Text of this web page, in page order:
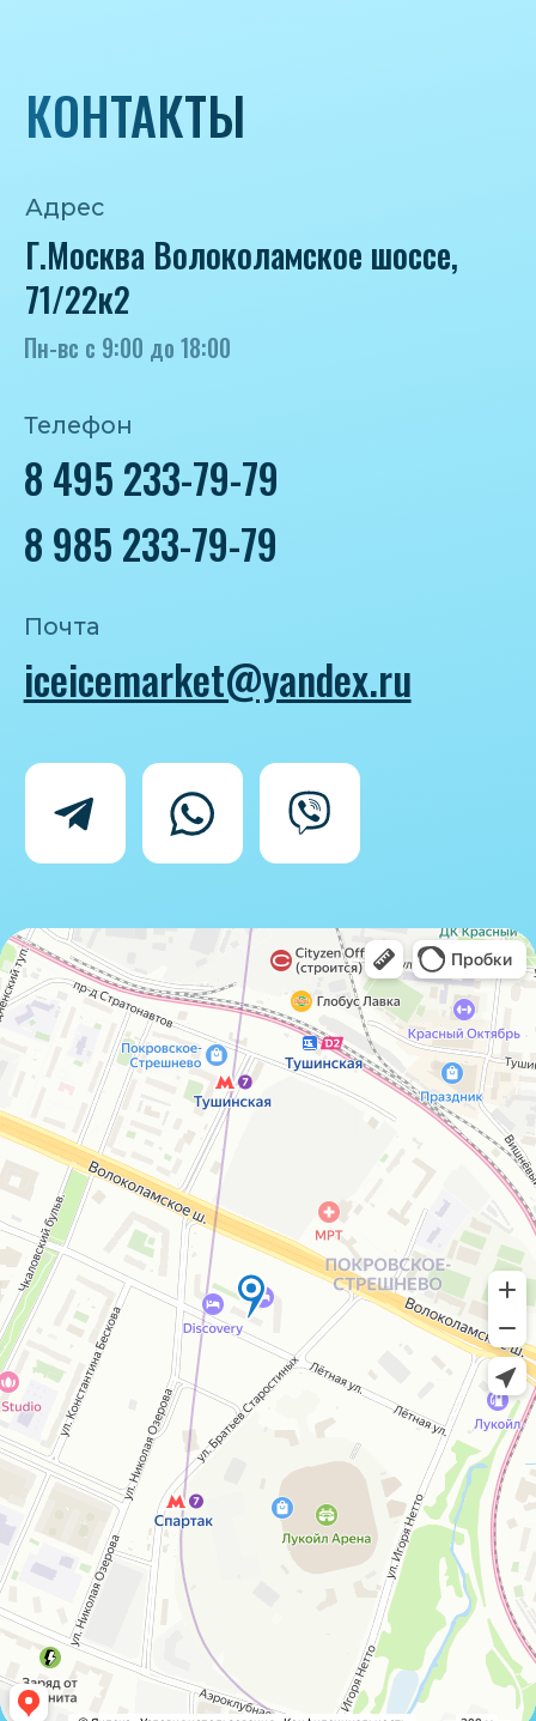
данных
IceIceMarket © 2025